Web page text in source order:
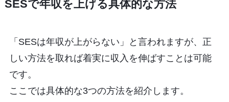
SESで年収を上げる具体的な方法
「SESは年収が上がらない」と言われますが、正
しい方法を取れば着実に収入を伸ばすことは可能
です。
ここでは具体的な3つの方法を紹介します。